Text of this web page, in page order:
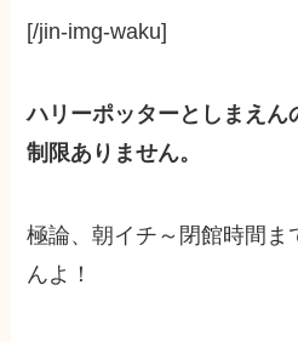
[/jin-img-waku]
ハリーポッターとしまえん
制限ありません。
極論、朝イチ～閉館時間ま
んよ！